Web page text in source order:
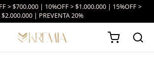
> $700.000 | 10%OFF > $1.000.000 | 15%OFF >
$2.000.000 | PREVENTA 20%